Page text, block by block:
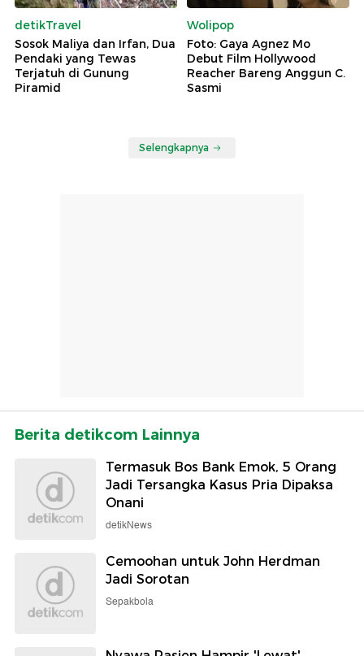
detikTravel
Sosok Maliya dan Irfan, Dua
Pendaki yang Tewas
Terjatuh di Gunung
Piramid
Wolipop
Foto: Gaya Agnez Mo
Debut Film Hollywood
Reacher Bareng Anggun C.
Sasmi
Selengkapnya
Berita detikcom Lainnya
Termasuk Bos Bank Emok, 5 Orang
Jadi Tersangka Kasus Pria Dipaksa
Onani
detikNews
Cemoohan untuk John Herdman
Jadi Sorotan
Sepakbola